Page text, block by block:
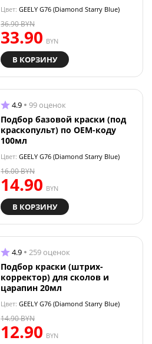
Цвет: GEELY G76 (Diamond Starry Blue)
33.90 BYN
36.90BYN
В КОРЗИНУ
4.9 99 оценок
Подбор базовой краски (под
краскопульт) по OEM-коду
100мл
Цвет: GEELY G76 (Diamond Starry Blue)
14.90 BYN
16.00BYN
В КОРЗИНУ
4.9 259 оценок
Подбор краски (штрих-
корректор) для сколов и
царапин 20мл
Цвет: GEELY G76 (Diamond Starry Blue)
12.90 BYN
14.90BYN